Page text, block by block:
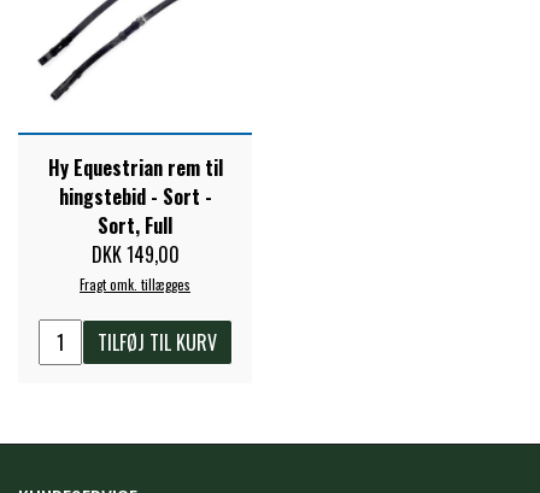
STAR TACK
STUD MUFFIN
Hy Equestrian rem til
hingstebid - Sort -
Sort, Full
DKK 149,00
Fragt omk. tillægges
TILFØJ TIL KURV